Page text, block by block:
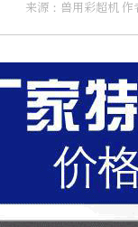
来源：兽用彩超机